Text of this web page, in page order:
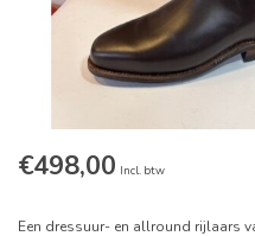
€498,00 Incl. btw
Een dressuur- en allround rijlaars